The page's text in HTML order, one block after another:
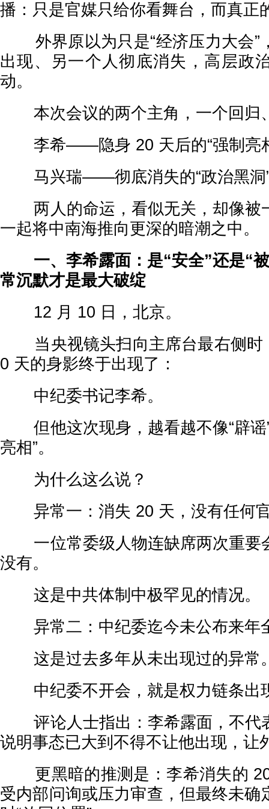
播：只是官媒只给你看舞台，而真正
外界原以为只是“经济压力大会”
出现、另一个人彻底消失，高层政
动。
本次会议的两个主角，一个回归
李希——隐身 20 天后的“强制亮
马兴瑞——彻底消失的“政治黑洞
两人的命运，看似无关，却像被
一起将中南海推向更深的暗潮之中。
一、李希露面：是“安全”还是“被
常沉默才是最大破绽
12 月 10 日，北京。
当央视镜头扫向主席台最右侧时
0 天的身影终于出现了：
中纪委书记李希。
但他这次现身，越看越不像“辟谣
亮相”。
为什么这么说？
异常一：消失 20 天，没有任何
一位常委级人物连缺席两次重要
没有。
这是中共体制中极罕见的情况。
异常二：中纪委迄今未公布来年
这是过去多年从未出现过的异常
中纪委不开会，就是权力链条出
评论人士指出：李希露面，不代
说明事态已大到不得不让他出现，让
更黑暗的推测是：李希消失的 20
受内部问询或压力审查，但最终未确